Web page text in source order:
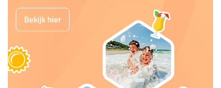
Bekijk hier